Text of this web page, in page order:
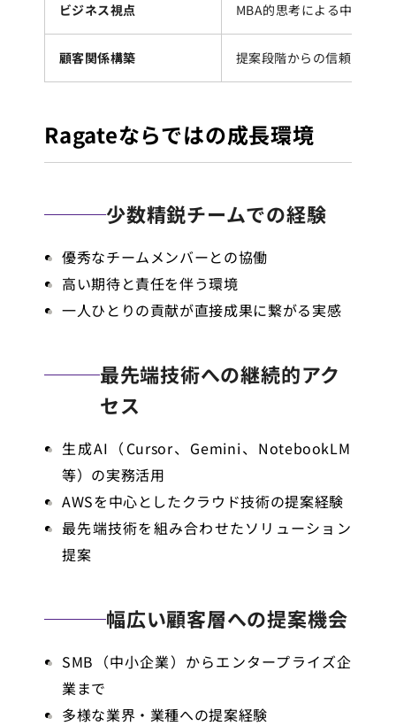
ビジネス視点 MBA的思考による中長期
顧客関係構築 提案段階からの信頼関係醸
Ragateならではの成長環境
少数精鋭チームでの経験
優秀なチームメンバーとの協働
高い期待と責任を伴う環境
一人ひとりの貢献が直接成果に繋がる実感
最先端技術への継続的アク
セス
生成AI（Cursor、Gemini、NotebookLM
等）の実務活用
AWSを中心としたクラウド技術の提案経験
最先端技術を組み合わせたソリューション
提案
幅広い顧客層への提案機会
SMB（中小企業）からエンタープライズ企
業まで
多様な業界・業種への提案経験